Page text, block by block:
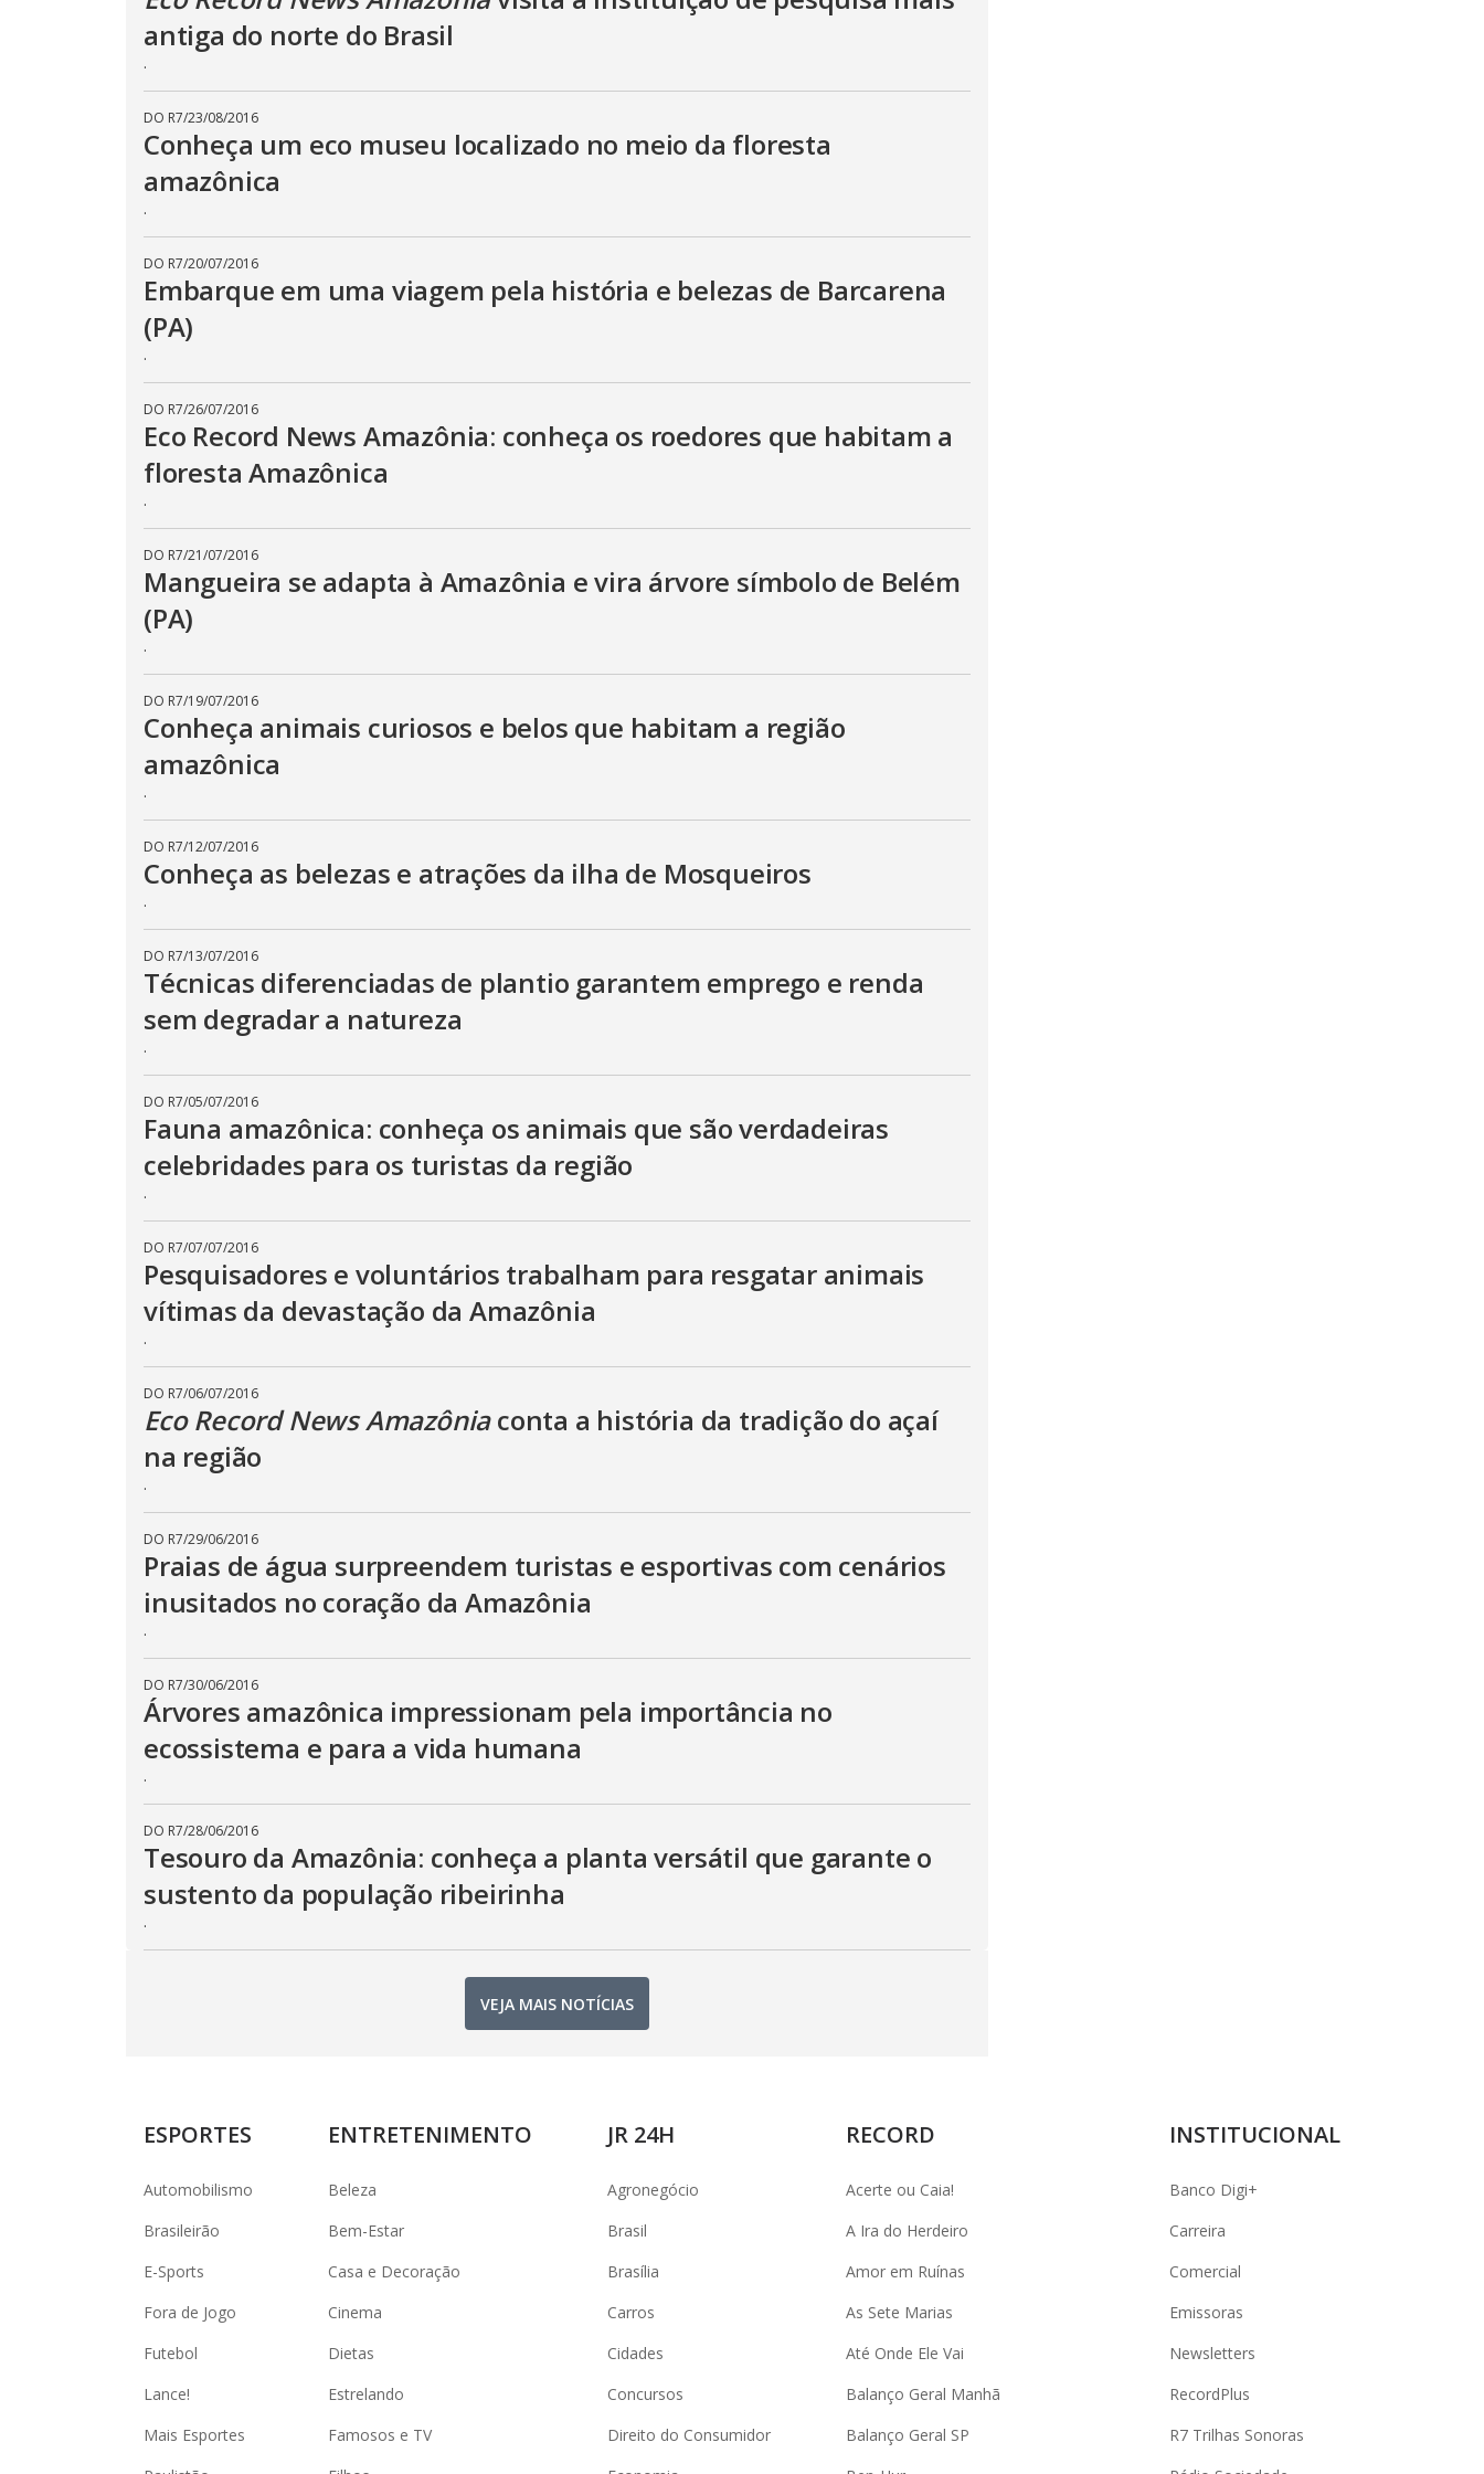
i
d
e
o
antiga do norte do Brasil
.
DO R7/23/08/2016
Conheça um eco museu localizado no meio da floresta
amazônica
.
DO R7/20/07/2016
Embarque em uma viagem pela história e belezas de Barcarena
(PA)
.
DO R7/26/07/2016
Eco Record News Amazônia: conheça os roedores que habitam a
floresta Amazônica
.
DO R7/21/07/2016
Mangueira se adapta à Amazônia e vira árvore símbolo de Belém
(PA)
.
DO R7/19/07/2016
Conheça animais curiosos e belos que habitam a região
amazônica
.
DO R7/12/07/2016
Conheça as belezas e atrações da ilha de Mosqueiros
.
DO R7/13/07/2016
Técnicas diferenciadas de plantio garantem emprego e renda
sem degradar a natureza
.
DO R7/05/07/2016
Fauna amazônica: conheça os animais que são verdadeiras
celebridades para os turistas da região
.
DO R7/07/07/2016
Pesquisadores e voluntários trabalham para resgatar animais
vítimas da devastação da Amazônia
.
DO R7/06/07/2016
Eco Record News Amazôniaconta a história da tradição do açaí
na região
.
DO R7/29/06/2016
Praias de água surpreendem turistas e esportivas com cenários
inusitados no coração da Amazônia
.
DO R7/30/06/2016
Árvores amazônica impressionam pela importância no
ecossistema e para a vida humana
.
DO R7/28/06/2016
Tesouro da Amazônia: conheça a planta versátil que garante o
sustento da população ribeirinha
.
VEJA MAIS NOTÍCIAS
ESPORTES
Automobilismo
Brasileirão
E-Sports
Fora de Jogo
Futebol
Lance!
Mais Esportes
ENTRETENIMENTO
Beleza
Bem-Estar
Casa e Decoração
Cinema
Dietas
Estrelando
Famosos e TV
JR 24H
Agronegócio
Brasil
Brasília
Carros
Cidades
Concursos
Direito do Consumidor
RECORD
Acerte ou Caia!
A Ira do Herdeiro
Amor em Ruínas
As Sete Marias
Até Onde Ele Vai
Balanço Geral Manhã
Balanço Geral SP
INSTITUCIONAL
Banco Digi+
Carreira
Comercial
Emissoras
Newsletters
RecordPlus
R7 Trilhas Sonoras